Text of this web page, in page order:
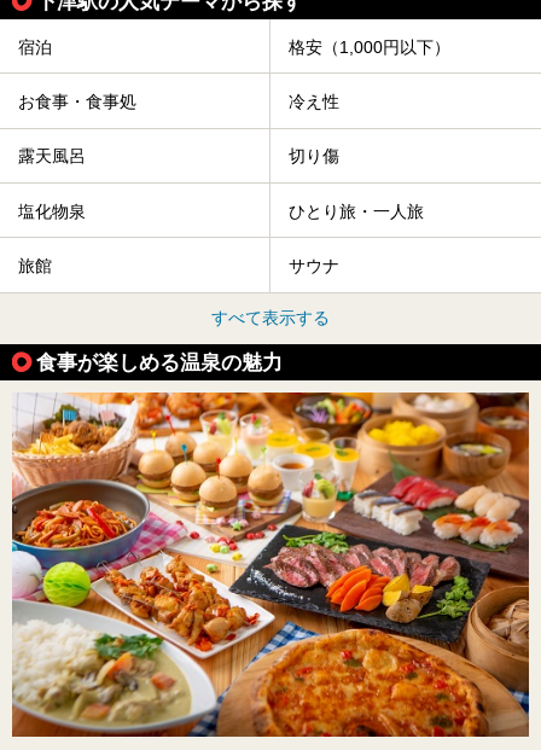
宿泊 格安（1,000円以下）
お食事・食事処 冷え性
露天風呂 切り傷
塩化物泉 ひとり旅・一人旅
旅館 サウナ
すべて表示する
食事が楽しめる温泉の魅力